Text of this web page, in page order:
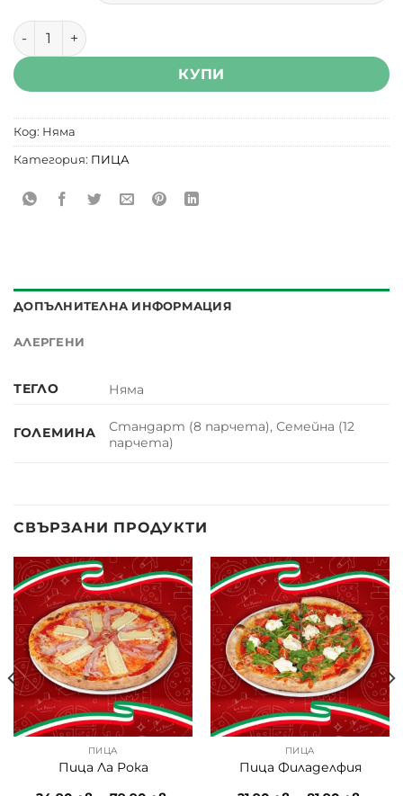
количество за Пица Салсичиа и Радичио
КУПИ
Код: Няма
Категория: ПИЦА
ДОПЪЛНИТЕЛНА ИНФОРМАЦИЯ
АЛЕРГЕНИ
ТЕГЛО Няма
ГОЛЕМИНА
Стандарт (8 парчета), Семейна (12
парчета)
СВЪРЗАНИ ПРОДУКТИ
ПИЦА
Пица Ла Рока
ПИЦА
Пица Филаделфия